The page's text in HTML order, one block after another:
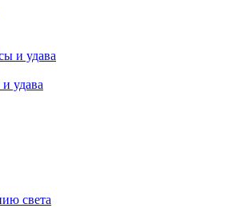
удава